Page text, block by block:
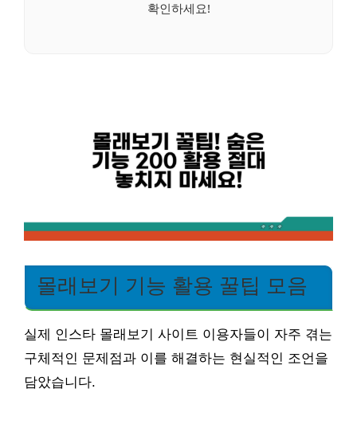
확인하세요!
몰래보기 기능 활용 꿀팁 모음
실제 인스타 몰래보기 사이트 이용자들이 자주 겪는
구체적인 문제점과 이를 해결하는 현실적인 조언을
담았습니다.